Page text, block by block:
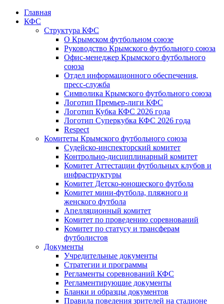
Главная
КФС
Структура КФС
О Крымском футбольном союзе
Руководство Крымского футбольного союза
Офис-менеджер Крымского футбольного
союза
Отдел информационного обеспечения,
пресс-служба
Символика Крымского футбольного союза
Логотип Премьер-лиги КФС
Логотип Кубка КФС 2026 года
Логотип Суперкубка КФС 2026 года
Respect
Комитеты Крымского футбольного союза
Судейско-инспекторский комитет
Контрольно-дисциплинарный комитет
Комитет Аттестации футбольных клубов и
инфраструктуры
Комитет Детско-юношеского футбола
Комитет мини-футбола, пляжного и
женского футбола
Апелляционный комитет
Комитет по проведению соревнований
Комитет по статусу и трансферам
футболистов
Документы
Учредительные документы
Стратегии и программы
Регламенты соревнований КФС
Регламентирующие документы
Бланки и образцы документов
Правила поведения зрителей на стадионе